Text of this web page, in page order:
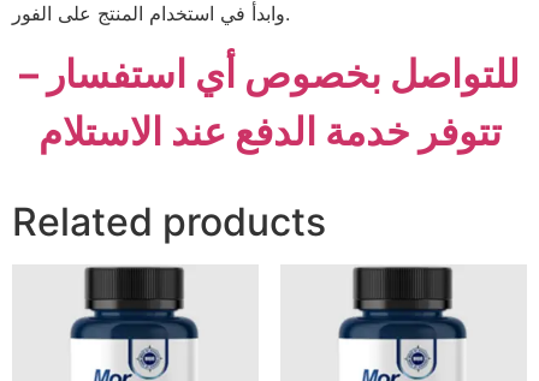
وابدأ في استخدام المنتج على الفور.
للتواصل بخصوص أي استفسار –
تتوفر خدمة الدفع عند الاستلام
Related products